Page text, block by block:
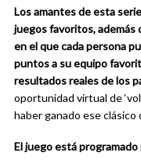
Los amantes de esta
juegos favoritos, además
en el que cada persona
puntos a su equipo
resultados reales de los
oportunidad virtual de
haber ganado ese clásico
El juego está